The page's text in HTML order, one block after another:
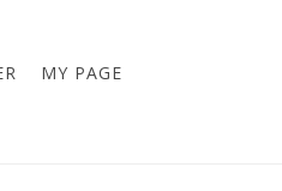
MY PAGE